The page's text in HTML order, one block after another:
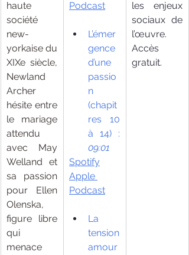
haute
société
new-
yorkaise du
XIXe siècle,
Newland
Archer
hésite entre
le mariage
attendu
avec May
Welland et
sa passion
pour Ellen
Olenska,
figure libre
qui
menace
Podcast
L’émer
gence
d’une
passio
n
(chapit
res 10
09:01
Spotify
Apple
Podcast
La
tension
amour
les enjeux
sociaux de
l’œuvre.
Accès
gratuit.